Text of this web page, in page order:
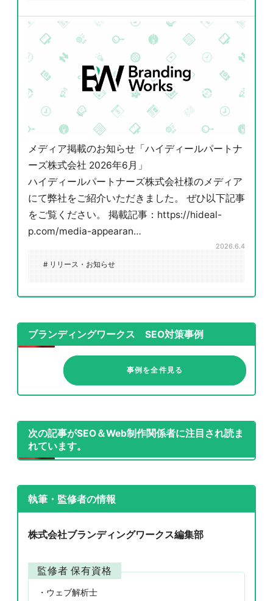
メディア掲載のお知らせ「ハイディールパートナ
ーズ株式会社 2026年6月」
ハイディールパートナーズ株式会社様のメディア
にて弊社をご紹介いただきました。 ぜひ以下記事
をご覧ください。 掲載記事：https://hideal-
p.com/media-appearan…
2026.6.4
# リリース・お知らせ
ブランディングワークス SEO対策事例
事例を全件見る
次の記事がSEO＆Web制作関係者に注目され読ま
れています。
執筆・監修者の情報
株式会社ブランディングワークス編集部
監修者 保有資格
ウェブ解析士